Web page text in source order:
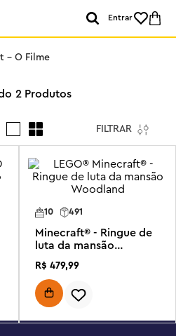
Entrar
- O Filme
2 Produtos
FILTRAR
491
10
Minecraft® - Ringue de
luta da mansão
R$ 479,99